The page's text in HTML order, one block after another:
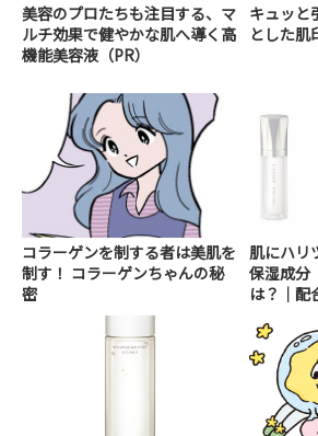
美容のプロたちも注目する、マ
ルチ効果で健やかな肌へ導く高
機能美容液（PR）
キュッと
とした肌
コラーゲンを制する者は美肌を
制す！ コラーゲンちゃんの秘
密
肌にハリ
保湿成分
は？｜配